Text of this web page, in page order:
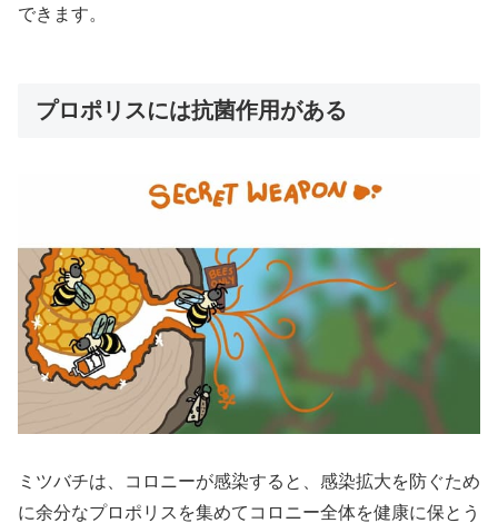
できます。
プロポリスには抗菌作用がある
ミツバチは、コロニーが感染すると、感染拡大を防ぐため
に余分なプロポリスを集めてコロニー全体を健康に保とう